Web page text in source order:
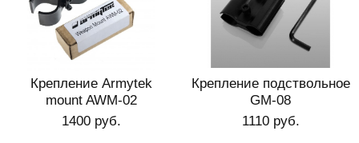
Крепление Armytek
mount AWM-02
1400 руб.
Крепление подствольное
GM-08
1110 руб.